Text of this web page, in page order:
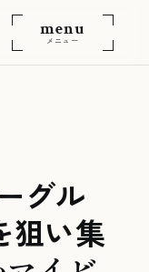
menu
メニュー
グル
狙い集